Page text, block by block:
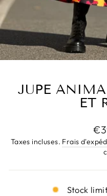
JUPE
ET
Taxes incluses. Frais
Stock